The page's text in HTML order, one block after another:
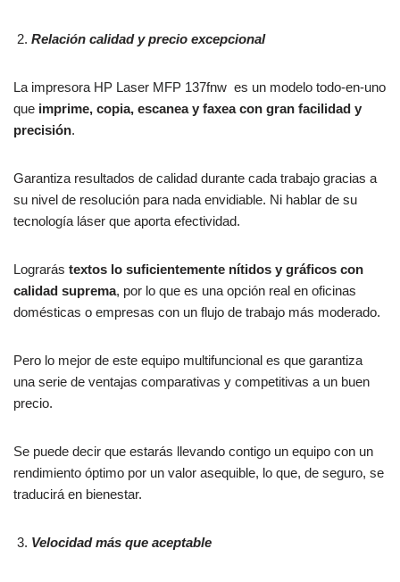
Relación calidad y precio excepcional
La impresora HP Laser MFP 137fnw es un modelo todo-en-uno
que imprime, copia, escanea y faxea con gran facilidad y
precisión.
Garantiza resultados de calidad durante cada trabajo gracias a
su nivel de resolución para nada envidiable. Ni hablar de su
tecnología láser que aporta efectividad.
Lograrás textos lo suficientemente nítidos y gráficos con
calidad suprema, por lo que es una opción real en oficinas
domésticas o empresas con un flujo de trabajo más moderado.
Pero lo mejor de este equipo multifuncional es que garantiza
una serie de ventajas comparativas y competitivas a un buen
precio.
Se puede decir que estarás llevando contigo un equipo con un
rendimiento óptimo por un valor asequible, lo que, de seguro, se
traducirá en bienestar.
Velocidad más que aceptable